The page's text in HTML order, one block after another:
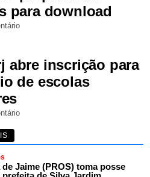
para download
abre inscrição para
de escolas
de Jaime (PROS) toma posse